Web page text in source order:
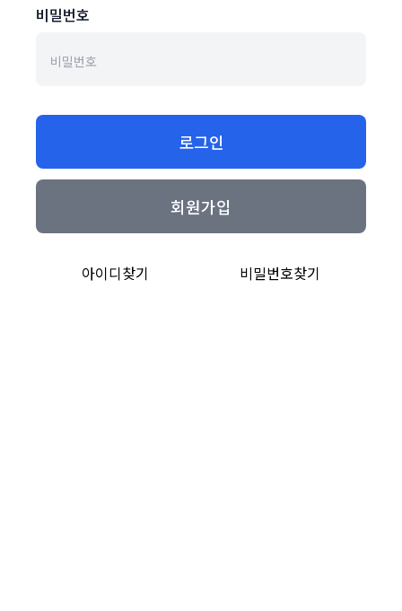
비밀번호
로그인
회원가입
아이디찾기 비밀번호찾기